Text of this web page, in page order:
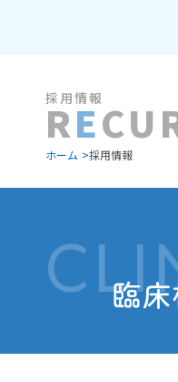
採用情報
RE
ホーム >採用情報
臨